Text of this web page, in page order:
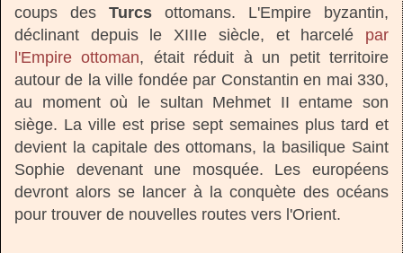
coups des Turcs ottomans. L'Empire byzantin,
déclinant depuis le XIIIe siècle, et harcelé par
l'Empire ottoman, était réduit à un petit territoire
autour de la ville fondée par Constantin en mai 330,
au moment où le sultan Mehmet II entame son
siège. La ville est prise sept semaines plus tard et
devient la capitale des ottomans, la basilique Saint
Sophie devenant une mosquée. Les européens
devront alors se lancer à la conquète des océans
pour trouver de nouvelles routes vers l'Orient.